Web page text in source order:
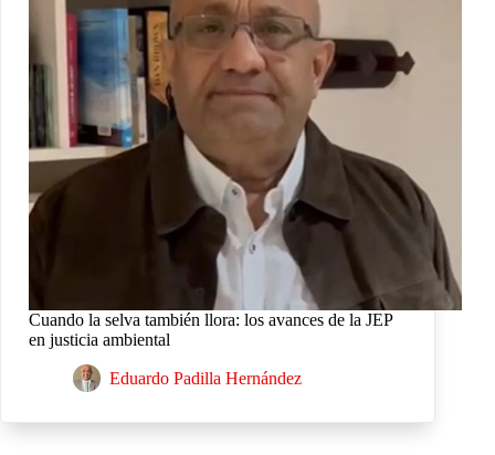
Cuando la selva también llora: los avances de la JEP
en justicia ambiental
Eduardo Padilla Hernández